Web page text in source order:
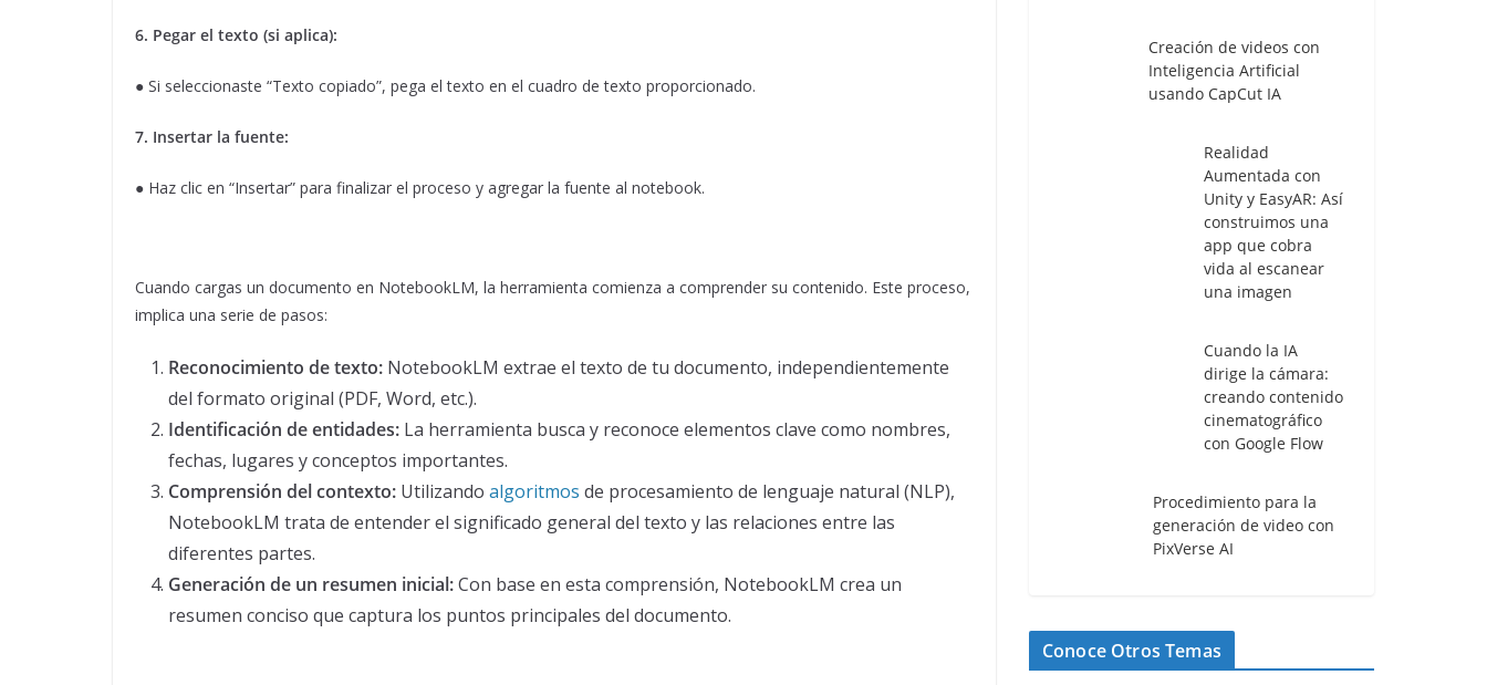
6. Pegar el texto (si aplica):
● Si seleccionaste “Texto copiado”, pega el texto en el cuadro de texto proporcionado.
7. Insertar la fuente:
● Haz clic en “Insertar” para finalizar el proceso y agregar la fuente al notebook.
Cuando cargas un documento en NotebookLM, la herramienta comienza a comprender su contenido. Este proceso,
implica una serie de pasos:
Reconocimiento de texto: NotebookLM extrae el texto de tu documento, independientemente
del formato original (PDF, Word, etc.).
Identificación de entidades: La herramienta busca y reconoce elementos clave como nombres,
fechas, lugares y conceptos importantes.
Comprensión del contexto: Utilizando algoritmos de procesamiento de lenguaje natural (NLP),
NotebookLM trata de entender el significado general del texto y las relaciones entre las
diferentes partes.
Generación de un resumen inicial:Con base en esta comprensión, NotebookLM crea un
resumen conciso que captura los puntos principales del documento.
Creación de videos con
Inteligencia Artificial
usando CapCut IA
Realidad
Aumentada con
Unity y EasyAR: Así
construimos una
app que cobra
vida al escanear
una imagen
Cuando la IA
dirige la cámara:
creando contenido
cinematográfico
con Google Flow
Procedimiento para la
generación de video con
PixVerse AI
Conoce Otros Temas